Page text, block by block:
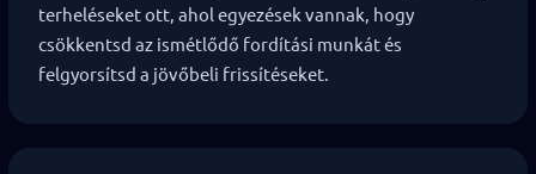
terheléseket ott, ahol egyezések vannak, hogy
csökkentsd az ismétlődő fordítási munkát és
felgyorsítsd a jövőbeli frissítéseket.